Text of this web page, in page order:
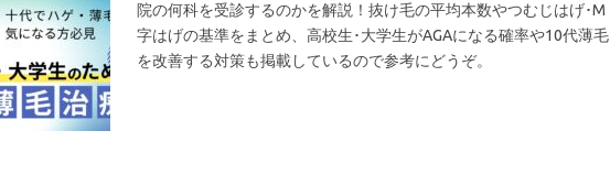
院の何科を受診するのかを解説！抜け毛の平均本数やつむじはげ･M
字はげの基準をまとめ、高校生･大学生がAGAになる確率や10代薄毛
を改善する対策も掲載しているので参考にどうぞ。